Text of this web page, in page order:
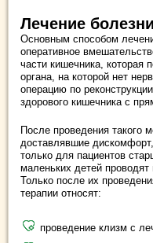
Лечение болезни
Основным способом
оперативное
части кишечника, которая
органа, на которой нет
операцию по
здорового кишечника с
После проведения такого
доставлявшие
только для пациентов
маленьких детей
Только после их
терапии относят:
проведение клизм с